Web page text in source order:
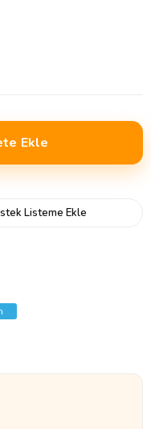
Listeme Ekle